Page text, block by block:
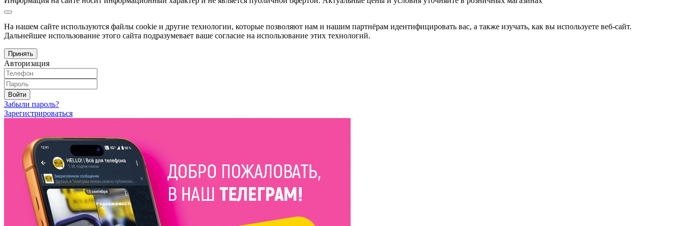
На нашем сайте используются файлы cookie и другие технологии, которые позволяют нам и нашим партнёрам идентифицировать вас, а также изучать, как вы используете веб-сайт.
Дальнейшее использование этого сайта подразумевает ваше согласие на использование этих технологий.
Принять
Авторизация
Войти
Забыли пароль?
Зарегистрироваться